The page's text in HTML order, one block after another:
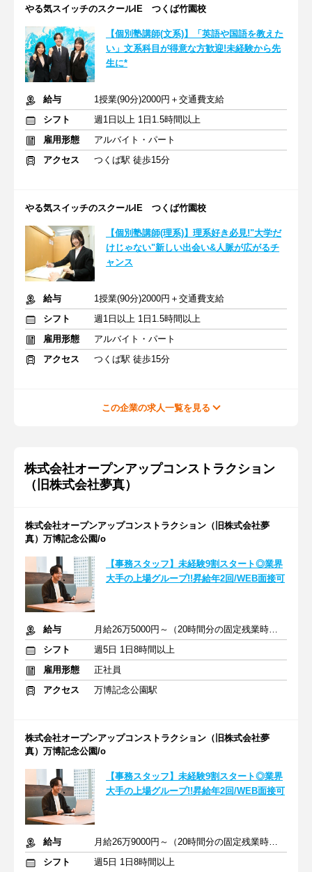
やる気スイッチのスクールIE つくば竹園校
【個別塾講師(文系)】「英語や国語を教えた
い」文系科目が得意な方歓迎!未経験から先
生に*
給与
1授業(90分)2000円＋交通費支給
シフト
週1日以上 1日1.5時間以上
雇用形態
アルバイト・パート
アクセス
つくば駅 徒歩15分
やる気スイッチのスクールIE つくば竹園校
【個別塾講師(理系)】理系好き必見!"大学だ
けじゃない"新しい出会い&人脈が広がるチ
ャンス
給与
1授業(90分)2000円＋交通費支給
シフト
週1日以上 1日1.5時間以上
雇用形態
アルバイト・パート
アクセス
つくば駅 徒歩15分
この企業の求人一覧を見る
株式会社オープンアップコンストラクション
（旧株式会社夢真）
株式会社オープンアップコンストラクション（旧株式会社夢
真）万博記念公園/o
【事務スタッフ】未経験9割スタート◎業界
大手の上場グループ!!昇給年2回/WEB面接可
給与
月給26万5000円～（20時間分の固定残業時間代を含む）
シフト
週5日 1日8時間以上
雇用形態
正社員
アクセス
万博記念公園駅
株式会社オープンアップコンストラクション（旧株式会社夢
真）万博記念公園/o
【事務スタッフ】未経験9割スタート◎業界
大手の上場グループ!!昇給年2回/WEB面接可
給与
月給26万9000円～（20時間分の固定残業時間代を含む）
シフト
週5日 1日8時間以上